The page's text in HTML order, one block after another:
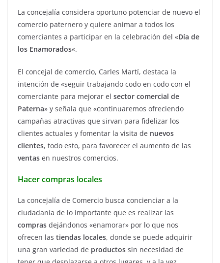
La concejalía considera oportuno potenciar de nuevo el
comercio paternero y quiere animar a todos los
comerciantes a participar en la celebración del «Día de
los Enamorados«.
El concejal de comercio, Carles Martí, destaca la
intención de «seguir trabajando codo en codo con el
comerciante para mejorar el sector comercial de
Paterna» y señala que «continuaremos ofreciendo
campañas atractivas que sirvan para fidelizar los
clientes actuales y fomentar la visita de nuevos
clientes, todo esto, para favorecer el aumento de las
ventas en nuestros comercios.
Hacer compras locales
La concejalía de Comercio busca concienciar a la
ciudadanía de lo importante que es realizar las
compras dejándonos «enamorar» por lo que nos
ofrecen las tiendas locales, donde se puede adquirir
una gran variedad de productos sin necesidad de